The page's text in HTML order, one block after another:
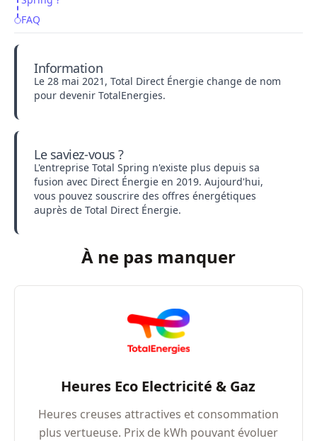
FAQ
Information
Le 28 mai 2021, Total Direct Énergie change de nom
pour devenir TotalEnergies.
Le saviez-vous ?
L'entreprise Total Spring n'existe plus depuis sa
fusion avec Direct Énergie en 2019. Aujourd'hui,
vous pouvez souscrire des offres énergétiques
auprès de Total Direct Énergie.
À ne pas manquer
Heures Eco Electricité & Gaz
Heures creuses attractives et consommation
plus vertueuse. Prix de kWh pouvant évoluer